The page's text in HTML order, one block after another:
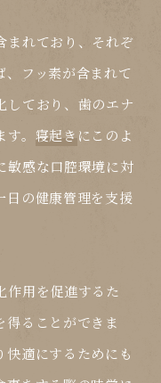
まれており、それぞ
、フッ素が含まれて
しており、歯のエナ
。 寝起き にこのよ
敏感な口腔環境に対
日の健康管理を支援
作用を促進するた
得ることができま
適にするためにも